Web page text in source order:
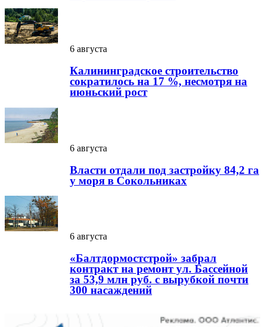
6 августа
Калининградское строительство
сократилось на 17 %, несмотря на
июньский рост
6 августа
Власти отдали под застройку 84,2 га
у моря в Сокольниках
6 августа
«Балтдормостстрой» забрал
контракт на ремонт ул. Бассейной
за 53,9 млн руб. с вырубкой почти
300 насаждений